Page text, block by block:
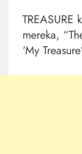
mereka,
‘My